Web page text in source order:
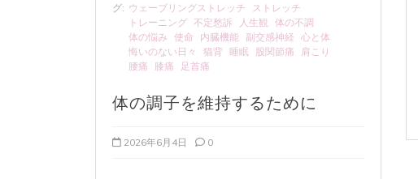
グ: ウェーブリングストレッチ
ストレッチ
トレーニング 不定愁訴 人生観
体の不調
体の悩み 使命 内臓機能 副交感神経 心と体
悔いのない日々
猫背 睡眠 股関節痛
肩こり
腰痛
膝痛 足首痛
体の調子を維持するために
2026年6月4日 0